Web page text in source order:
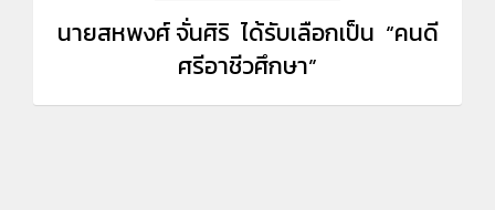
นายสหพงศ์ จั่นศิริ ได้รับเลือกเป็น “คนดี
ศรีอาชีวศึกษา”